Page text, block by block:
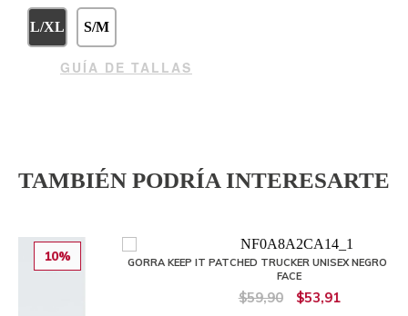
L/XL S/M
GUÍA DE TALLAS
TAMBIÉN PODRÍA INTERESARTE
10%
GORRA KEEP IT PATCHED TRUCKER UNISEX NEGRO THE NORTH
$53,91